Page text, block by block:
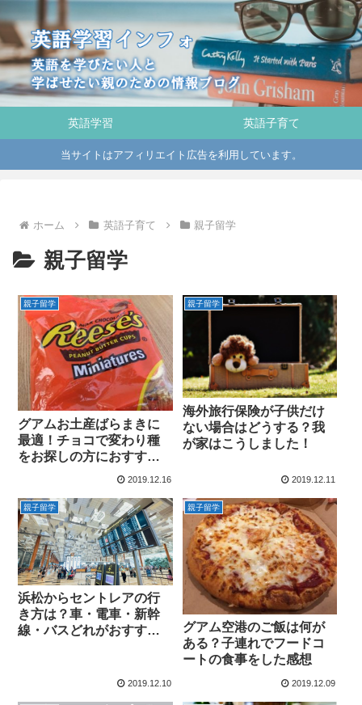
英語学習 英語子育て
当サイトはアフィリエイト広告を利用しています。
ホーム 英語子育て 親子留学
親子留学
親子留学
グアムお土産ばらまきに
最適！チョコで変わり種
をお探しの方におすすめ
2019.12.16
親子留学
海外旅行保険が子供だけ
ない場合はどうする？我
が家はこうしました！
2019.12.11
親子留学
浜松からセントレアの行
き方は？車・電車・新幹
線・バスどれがおすす
2019.12.10
親子留学
グアム空港のご飯は何が
ある？子連れでフードコ
ートの食事をした感想
2019.12.09